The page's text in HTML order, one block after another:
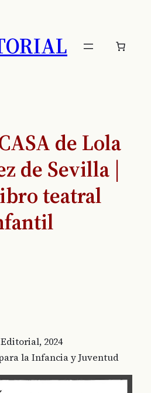
de Lola
de Sevilla |
teatral
2024
la Infancia y Juventud